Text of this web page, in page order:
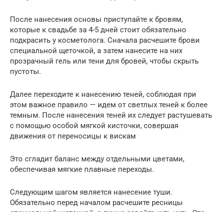
После нанесения основы приступайте к бровям,
которые к свадьбе за 4-5 дней стоит обязательно
подкрасить у косметолога. Сначала расчешите брови
специальной щеточкой, а затем нанесите на них
прозрачный гель или тени для бровей, чтобы скрыть
пустоты.
Далее переходите к нанесению теней, соблюдая при
этом важное правило — идем от светлых теней к более
темным. После нанесения теней их следует растушевать
с помощью особой мягкой кисточки, совершая
движения от переносицы к вискам
Это сгладит баланс между отдельными цветами,
обеспечивая мягкие плавные переходы.
Следующим шагом является нанесение туши.
Обязательно перед началом расчешите ресницы